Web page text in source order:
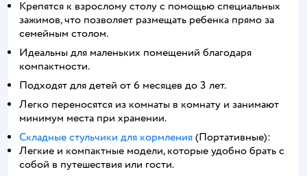
Крепятся к взрослому столу с помощью специальных
зажимов, что позволяет размещать ребенка прямо за
семейным столом.
Идеальны для маленьких помещений благодаря
компактности.
Подходят для детей от 6 месяцев до 3 лет.
Легко переносятся из комнаты в комнату и занимают
минимум места при хранении.
Складные стульчики для кормления (Портативные):
Легкие и компактные модели, которые удобно брать с
собой в путешествия или гости.